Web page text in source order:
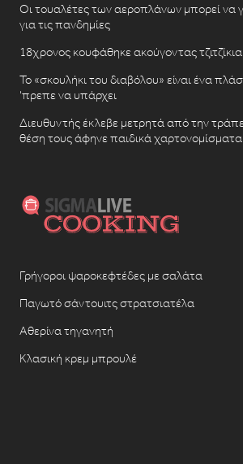
Οι τουαλέτες των αεροπλάνων μπορεί να
για τις πανδημίες
18χρονος κουφάθηκε ακούγοντας τζιτζίκια
Το «σκουλήκι του διαβόλου» είναι ένα
‘πρεπε να υπάρχει
Διευθυντής έκλεβε μετρητά από την
θέση τους άφηνε παιδικά χαρτονομίσματα
Γρήγοροι ψαροκεφτέδες με σαλάτα
Παγωτό σάντουιτς στρατσιατέλα
Αθερίνα τηγανητή
Κλασική κρεμ μπρουλέ